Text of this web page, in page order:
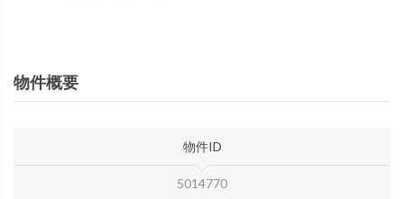
物件概要
物件ID
5014770